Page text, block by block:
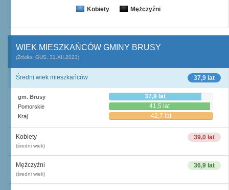
Kobiety Mężczyźni
WIEK MIESZKAŃCÓW GMINY BRUSY
(Źródło: GUS, 31.XII.2023)
37,9 lat
Średni wiek mieszkańców
gm. Brusy 37,9 lat
Pomorskie 41,5 lat
Kraj 42,7 lat
39,0 lat
Kobiety
(średni wiek)
36,9 lat
Mężczyźni
(średni wiek)